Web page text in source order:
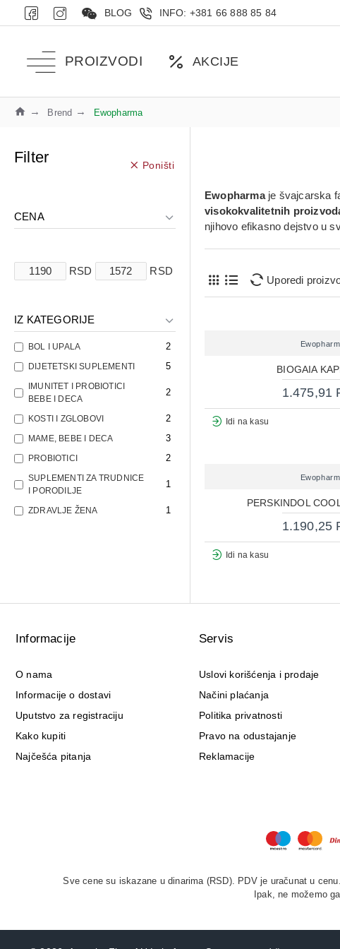
BLOG INFO: +381 66 888 85 84
PROIZVODI AKCIJE
Brend Ewopharma
Filter Poništi
CENA
RSD RSD
IZ KATEGORIJE
BOL I UPALA 2
DIJETETSKI SUPLEMENTI 5
IMUNITET I PROBIOTICI
BEBE I DECA
2
KOSTI I ZGLOBOVI 2
MAME, BEBE I DECA 3
PROBIOTICI 2
SUPLEMENTI ZA TRUDNICE
I PORODILJE
1
ZDRAVLJE ŽENA 1
Ewopharmaje švajcarska
visokokvalitetnih
njihovo efikasno dejstvo u
Uporedi
BIOGAIA
1.475,91
Idi na kasu
PERSKINDOL
1.190,25
Idi na kasu
Informacije
O nama
Informacije o dostavi
Uputstvo za registraciju
Kako kupiti
Najčešća pitanja
Servis
Uslovi korišćenja i prodaje
Načini plaćanja
Politika privatnosti
Pravo na odustajanje
Reklamacije
Sve cene su iskazane u dinarima (RSD). PDV je uračunat u
Ipak, ne možemo